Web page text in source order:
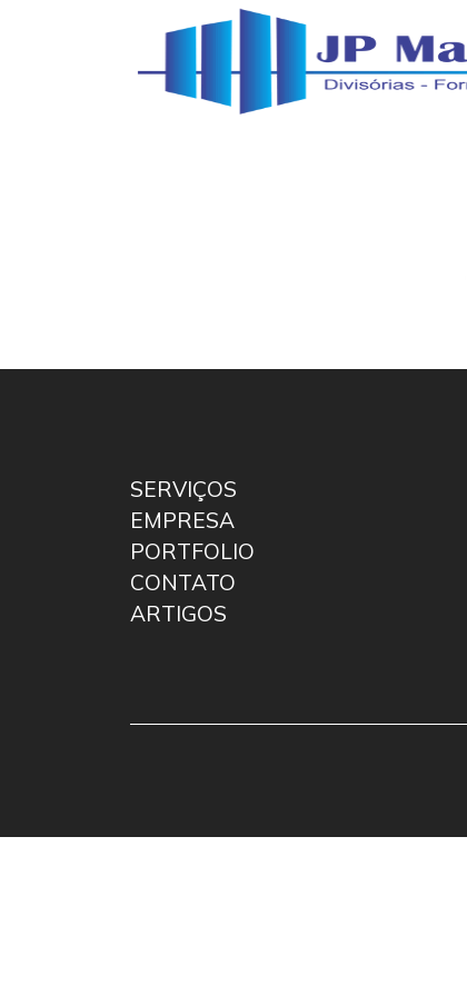
SERVIÇOS
EMPRESA
PORTFOLIO
CONTATO
ARTIGOS